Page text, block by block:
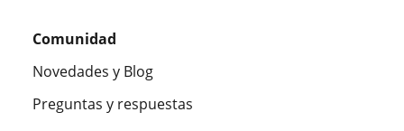
Comunidad
Novedades y Blog
Preguntas y respuestas